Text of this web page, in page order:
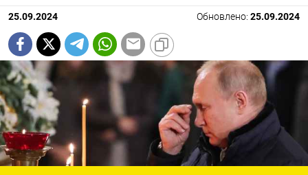
25.09.2024 Обновлено: 25.09.2024